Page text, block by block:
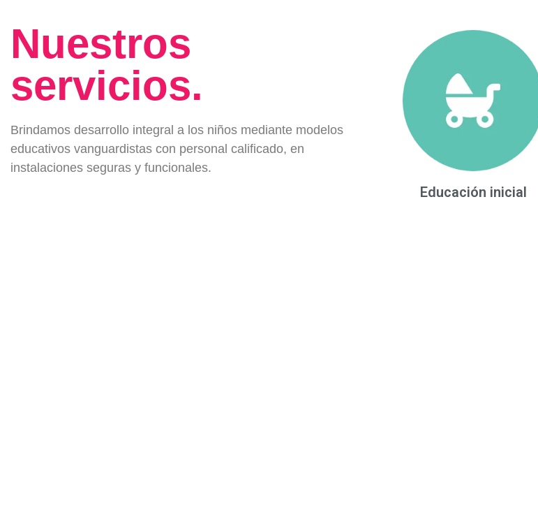
Nuestros
servicios.
Brindamos desarrollo integral a los niños mediante modelos
educativos vanguardistas con personal calificado, en
instalaciones seguras y funcionales.
Educación inicial